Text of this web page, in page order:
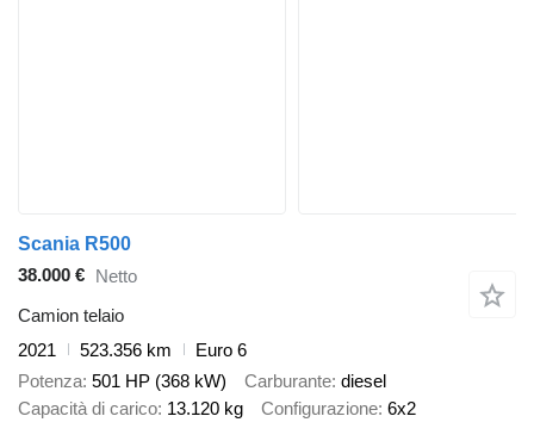
Scania R500
38.000 € Netto
Camion telaio
2021
523.356 km
Euro 6
Potenza 501 HP (368 kW) Carburante diesel
Capacità di carico 13.120 kg Configurazione 6x2